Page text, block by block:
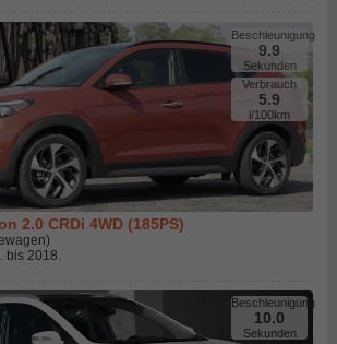
Beschleunigung
9.9
Sekunden
Verbrauch
5.9
l/100km
2.0 CRDi 4WD (185PS)
bis 2018.
Beschleunigung
10.0
Sekunden